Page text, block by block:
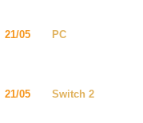
21/05 PC
21/05 Switch 2